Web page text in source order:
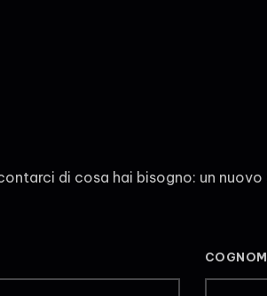
di cosa hai bisogno: un